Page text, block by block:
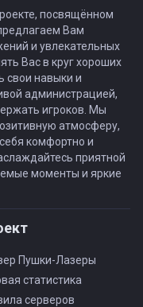
посвящённом
Вам
и увлекательных
Вас в круг хороших
свои навыки и
администрацией,
игроков. Мы
атмосферу,
комфортно и
приятной
моменты и яркие
Пушки-Лазеры
статистика
серверов